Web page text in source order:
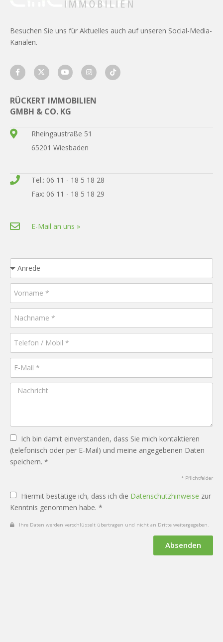
Besuchen Sie uns für Aktuelles auch auf unseren Social-Media-
Kanälen.
RÜCKERT IMMOBILIEN
GMBH & CO. KG
Rheingaustraße 51
65201 Wiesbaden
Tel.: 06 11 - 18 5 18 28
Fax: 06 11 - 18 5 18 29
E-Mail an uns »
Ich bin damit einverstanden, dass Sie mich kontaktieren
(telefonisch oder per E-Mail) und meine angegebenen Daten
speichern. *
* Pflichtfelder
Hiermit bestätige ich, dass ich die Datenschutzhinweise zur
Kenntnis genommen habe. *
Ihre Daten werden verschlüsselt übertragen und nicht an Dritte weitergegeben.
Absenden